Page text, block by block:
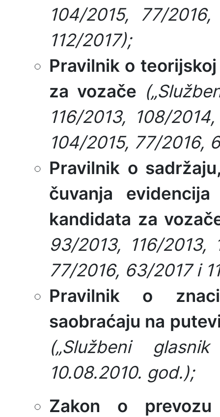
104/2015, 77/
112/2017);
Pravilnik o
za vozače
116/2013, 108/
104/2015, 77/2016,
Pravilnik o
čuvanja
kandidata za
93/2013, 116/2013,
77/2016, 63/2017 i
Pravilnik o
saobraćaju na
(„Službeni
10.08.2010. god.);
Zakon o